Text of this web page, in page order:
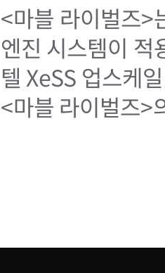
<마블 라이벌즈>
엔진 시스템이
텔 XeSS 업스케
<마블 라이벌즈>